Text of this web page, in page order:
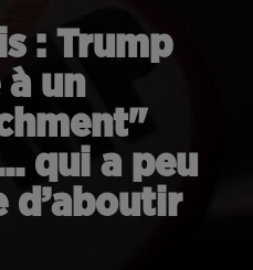
: Trump
à un
qui a peu
d’aboutir